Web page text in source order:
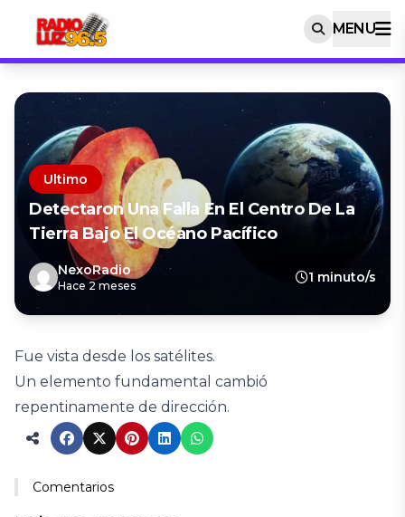
MENU
Ultimo
Detectaron Una Falla En El Centro De La
Tierra Bajo El Océano Pacífico
NexoRadio
Hace 2 meses
1 minuto/s
Fue vista desde los satélites.
Un elemento fundamental cambió
repentinamente de dirección.
Comentarios